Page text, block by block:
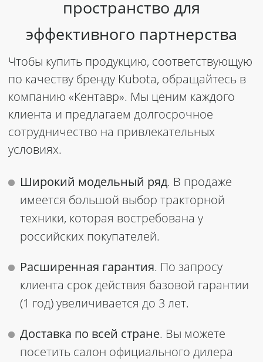
пространство для
эффективного партнерства
Чтобы купить продукцию, соответствующую
по качеству бренду Kubota, обращайтесь в
компанию «Кентавр». Мы ценим каждого
клиента и предлагаем долгосрочное
сотрудничество на привлекательных
условиях.
Широкий модельный ряд. В продаже
имеется большой выбор тракторной
техники, которая востребована у
российских покупателей.
Расширенная гарантия. По запросу
клиента срок действия базовой гарантии
(1 год) увеличивается до 3 лет.
Доставка по всей стране. Вы можете
посетить салон официального дилера